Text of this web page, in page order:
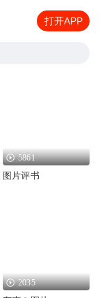
打开APP
5861
图片评书
2035